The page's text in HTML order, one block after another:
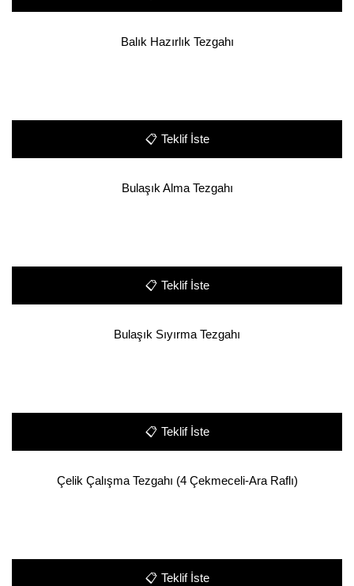
Balık Hazırlık Tezgahı
📋 Teklif İste
Bulaşık Alma Tezgahı
📋 Teklif İste
Bulaşık Sıyırma Tezgahı
📋 Teklif İste
Çelik Çalışma Tezgahı (4 Çekmeceli-Ara Raflı)
📋 Teklif İste